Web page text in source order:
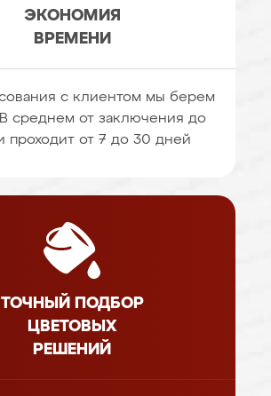
ЭКОНОМИЯ
ВРЕМЕНИ
с клиентом мы берем
среднем от заключения до
проходит от 7 до 30 дней
ТОЧНЫЙ ПОДБОР
ЦВЕТОВЫХ
РЕШЕНИЙ